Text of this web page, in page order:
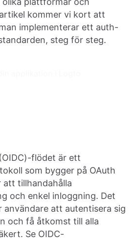
kommer vi kort att
implementerar ett auth-
steg för steg.
flödet är ett
som bygger på OAuth
tillhandahålla
och enkel inloggning. Det
att autentisera sig
och få åtkomst till alla
Se OIDC-